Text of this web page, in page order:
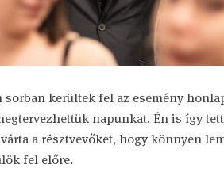
kerültek fel az esemény
napunkat. Én is így
a résztvevőket, hogy könnyen
fel előre.